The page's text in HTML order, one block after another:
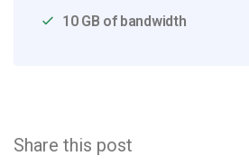
10 GB of bandwidth
Share this post